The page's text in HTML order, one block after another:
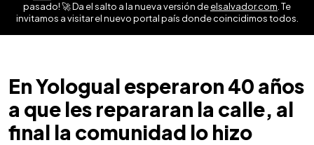
pasado! 🚀 Da el salto a la nueva versión deelsalvador.com . Te
invitamos a visitar el nuevo portal país donde coincidimos todos.
En Yologual esperaron 40 años
a que les repararan la calle, al
final la comunidad lo hizo